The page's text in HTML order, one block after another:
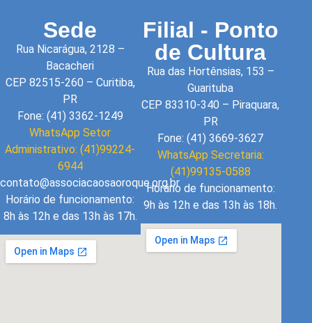
Sede
Rua Nicarágua, 2128 –
Bacacheri
CEP 82515-260 – Curitiba,
PR
Fone: (41) 3362-1249
WhatsApp Setor
Administrativo: (41)99224-
6944
contato@associacaosaoroque.org.br
Horário de funcionamento:
8h às 12h e das 13h às 17h.
Filial - Ponto
de Cultura
Rua das Hortênsias, 153 –
Guarituba
CEP 83310-340 – Piraquara,
PR
Fone: (41) 3669-3627
WhatsApp Secretaria:
(41)99135-0588
Horário de funcionamento:
9h às 12h e das 13h às 18h.